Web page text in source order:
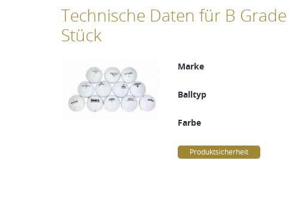
Technische Daten für B
Stück
Marke
Balltyp
Farbe
Produktsicherheit